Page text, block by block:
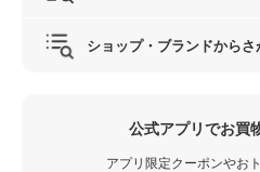
ショップ・ブランドからさ
公式アプリでお買
アプリ限定クーポンやお